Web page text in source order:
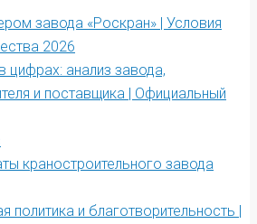
завода «Роскран» | Условия
2026
анализ завода,
и поставщика | Официальный
краностроительного завода
политика и благотворительность |